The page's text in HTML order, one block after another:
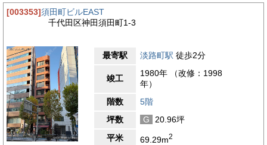
[003353]須田町ビルEAST
千代田区神田須田町1-3
最寄駅 淡路町駅 徒歩2分
竣工
1980年 （改修：1998
年）
階数
5階
坪数
G
20.96坪
平米
69.29m2